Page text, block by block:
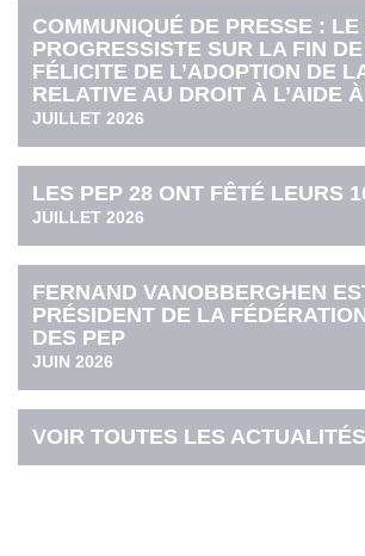
COMMUNIQUÉ DE PRESSE : LE
PROGRESSISTE SUR LA FIN
FÉLICITE DE L’ADOPTION DE
RELATIVE AU DROIT À L’AIDE
JUILLET 2026
LES PEP 28 ONT FÊTÉ LEURS
JUILLET 2026
FERNAND VANOBBERGHEN
PRÉSIDENT DE LA
DES PEP
JUIN 2026
VOIR TOUTES LES ACTUALITÉS